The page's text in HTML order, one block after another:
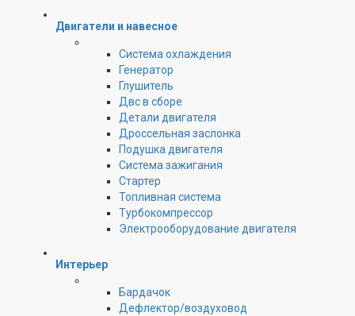
Двигатели и навесное
Cистема охлаждения
Генератор
Глушитель
Двс в сборе
Детали двигателя
Дроссельная заслонка
Подушка двигателя
Система зажигания
Стартер
Топливная система
Турбокомпрессор
Электрооборудование двигателя
Интерьер
Бардачок
Дефлектор/воздуховод